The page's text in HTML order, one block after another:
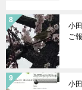
小
ご
小